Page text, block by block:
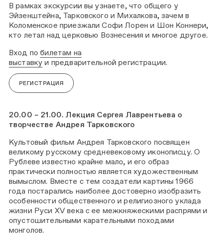
В рамках экскурсии вы узнаете, что общего у
Эйзенштейна, Тарковского и Михалкова, зачем в
Коломенское приезжали Софи Лорен и Шон Коннери,
кто летал над церковью Вознесения и многое другое.
Вход побилетам на
выставку и предварительной регистрации.
РЕГИСТРАЦИЯ
20.00 – 21.00. Лекция Сергея Лаврентьева о
творчестве Андрея Тарковского
Культовый фильм Андрея Тарковского посвящен
великому русскому средневековому иконописцу. О
Рублеве известно крайне мало, и его образ
практически полностью является художественным
вымыслом. Вместе с тем создатели картины 1966
года постарались наиболее достоверно изобразить
особенности общественного и религиозного уклада
жизни Руси XV века с ее межкняжескими распрями и
опустошительными карательными походами
монголов.